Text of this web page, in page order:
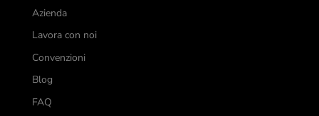
Azienda
Lavora con noi
Convenzioni
Blog
FAQ